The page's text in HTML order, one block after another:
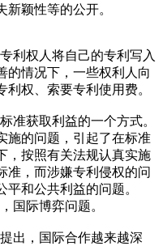
颖性等的公开。
利权人将自己的专利写入
的情况下，一些权利人向
权、索要专利使用费。
准获取利益的一个方式。
施的问题，引起了在标准
，按照有关法规认真实施
准，而涉嫌专利侵权的问
和公共利益的问题。
国际博弈问题。
出，国际合作越来越深